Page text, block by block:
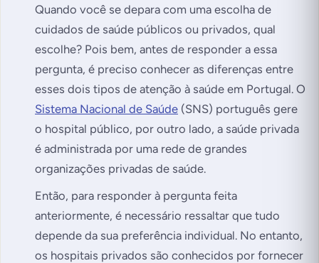
Quando você se depara com uma escolha de
cuidados de saúde públicos ou privados, qual
escolhe? Pois bem, antes de responder a essa
pergunta, é preciso conhecer as diferenças entre
esses dois tipos de atenção à saúde em Portugal. O
Sistema Nacional de Saúde (SNS) português gere
o hospital público, por outro lado, a saúde privada
é administrada por uma rede de grandes
organizações privadas de saúde.
Então, para responder à pergunta feita
anteriormente, é necessário ressaltar que tudo
depende da sua preferência individual. No entanto,
os hospitais privados são conhecidos por fornecer